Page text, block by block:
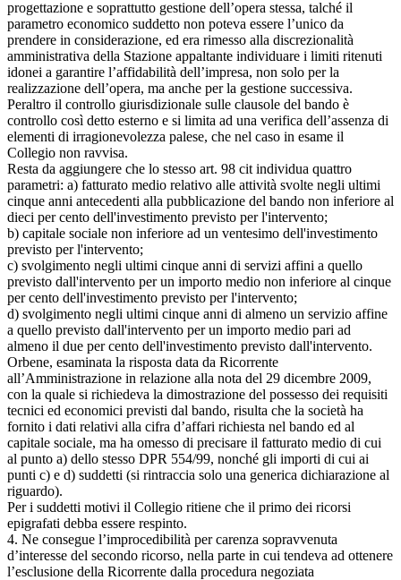
progettazione e soprattutto gestione dell’opera stessa, talché il
parametro economico suddetto non poteva essere l’unico da
prendere in considerazione, ed era rimesso alla discrezionalità
amministrativa della Stazione appaltante individuare i limiti ritenuti
idonei a garantire l’affidabilità dell’impresa, non solo per la
realizzazione dell’opera, ma anche per la gestione successiva.
Peraltro il controllo giurisdizionale sulle clausole del bando è
controllo così detto esterno e si limita ad una verifica dell’assenza di
elementi di irragionevolezza palese, che nel caso in esame il
Collegio non ravvisa.
Resta da aggiungere che lo stesso art. 98 cit individua quattro
parametri: a) fatturato medio relativo alle attività svolte negli ultimi
cinque anni antecedenti alla pubblicazione del bando non inferiore al
dieci per cento dell'investimento previsto per l'intervento;
b) capitale sociale non inferiore ad un ventesimo dell'investimento
previsto per l'intervento;
c) svolgimento negli ultimi cinque anni di servizi affini a quello
previsto dall'intervento per un importo medio non inferiore al cinque
per cento dell'investimento previsto per l'intervento;
d) svolgimento negli ultimi cinque anni di almeno un servizio affine
a quello previsto dall'intervento per un importo medio pari ad
almeno il due per cento dell'investimento previsto dall'intervento.
Orbene, esaminata la risposta data da Ricorrente
all’Amministrazione in relazione alla nota del 29 dicembre 2009,
con la quale si richiedeva la dimostrazione del possesso dei requisiti
tecnici ed economici previsti dal bando, risulta che la società ha
fornito i dati relativi alla cifra d’affari richiesta nel bando ed al
capitale sociale, ma ha omesso di precisare il fatturato medio di cui
al punto a) dello stesso DPR 554/99, nonché gli importi di cui ai
punti c) e d) suddetti (si rintraccia solo una generica dichiarazione al
riguardo).
Per i suddetti motivi il Collegio ritiene che il primo dei ricorsi
epigrafati debba essere respinto.
4. Ne consegue l’improcedibilità per carenza sopravvenuta
d’interesse del secondo ricorso, nella parte in cui tendeva ad ottenere
l’esclusione della Ricorrente dalla procedura negoziata